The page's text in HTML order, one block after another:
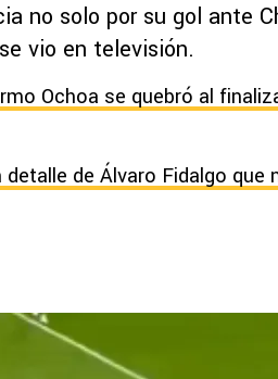
no solo por su gol ante
vio en televisión.
Ochoa se quebró al
detalle de Álvaro Fidalgo